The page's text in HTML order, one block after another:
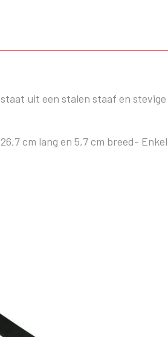
uit een stalen staaf en
cm lang en 5,7 cm breed-